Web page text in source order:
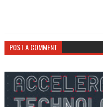
POST A COMMENT